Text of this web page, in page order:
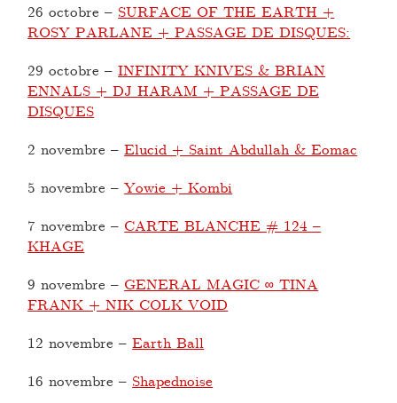
26 octobre – SURFACE OF THE EARTH +
ROSY PARLANE + PASSAGE DE DISQUES:
29 octobre –INFINITY KNIVES & BRIAN
ENNALS + DJ HARAM + PASSAGE DE
DISQUES
2 novembre –Elucid + Saint Abdullah & Eomac
5 novembre –Yowie + Kombi
7 novembre – CARTE BLANCHE # 124 –
KHAGE
9 novembre – GENERAL MAGIC ∞ TINA
FRANK + NIK COLK VOID
12 novembre –Earth Ball
16 novembre – Shapednoise